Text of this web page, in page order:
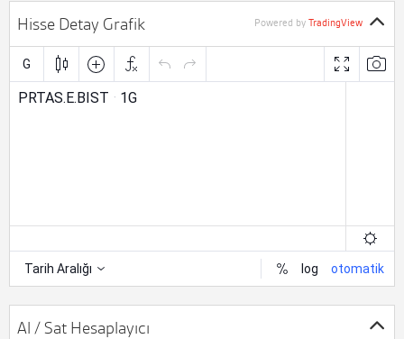
Hisse Detay Grafik Powered by TradingView
Al / Sat Hesaplayıcı